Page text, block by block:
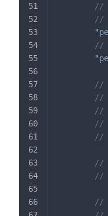
//
//
//
//
//
//
//
//
//
//
//